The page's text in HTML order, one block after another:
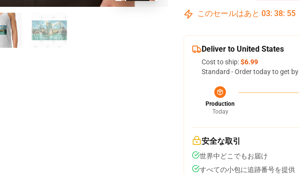
このセールはあと 03: 38: 54
Deliver to United States
Cost to ship:$6.99
Standard - Order today to get by
Production
Today
安全な取引
世界中どこでもお届け
すべての小包に追跡番号を提供